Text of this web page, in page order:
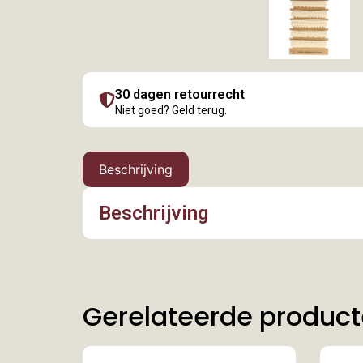
30 dagen retourrecht
Niet goed? Geld terug.
Beschrijving
Beschrijving
Gerelateerde